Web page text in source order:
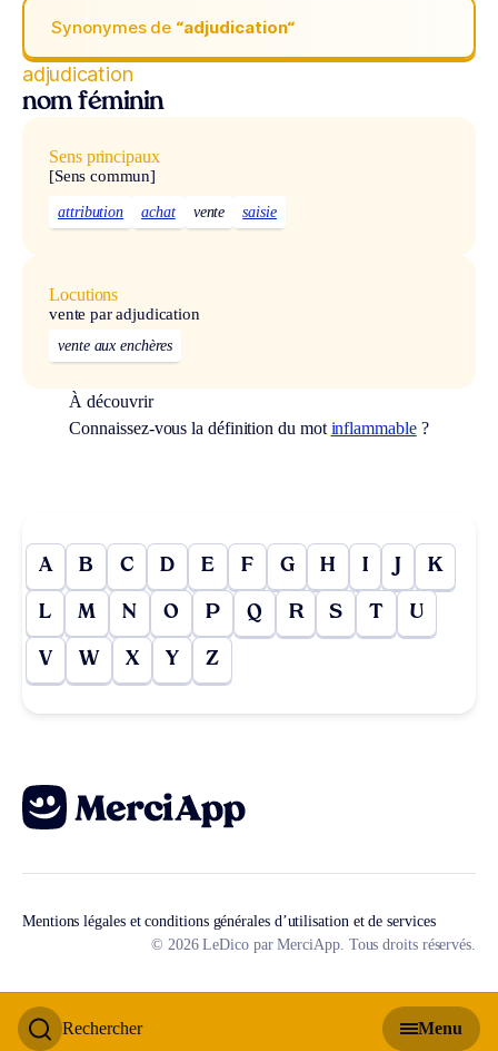
Rechercher Menu
Synonymes de “adjudication“
adjudication
nom féminin
Sens principaux
[Sens commun]
attribution achat vente saisie
Locutions
vente par adjudication
vente aux enchères
À découvrir
Connaissez-vous la définition du mot inflammable?
A B C D E F G H I J K
L M N O P Q R S T U
V W X Y Z
Mentions légales et conditions générales d’utilisation et de services
© 2026 LeDico par MerciApp. Tous droits réservés.